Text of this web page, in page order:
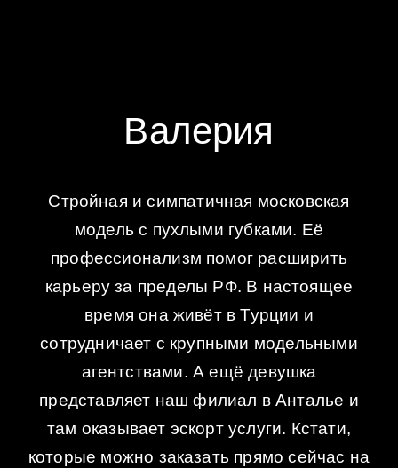
Валерия
Стройная и симпатичная московская
модель с пухлыми губками. Её
профессионализм помог расширить
карьеру за пределы РФ. В настоящее
время она живёт в Турции и
сотрудничает с крупными модельными
агентствами. А ещё девушка
представляет наш филиал в Анталье и
там оказывает эскорт услуги. Кстати,
которые можно заказать прямо сейчас на